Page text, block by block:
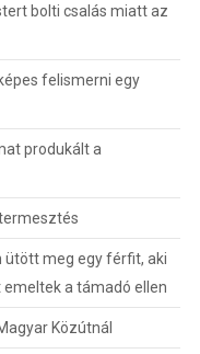
bolti csalás miatt az
felismerni egy
produkált a
ütött meg egy férfit, aki
a támadó ellen
Közútnál